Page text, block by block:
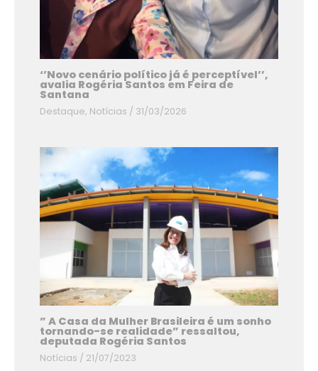
‘’Novo cenário político já é perceptível’’,
avalia Rogéria Santos em Feira de
Santana
Destaque, Notícias / 31/03/2026
” A Casa da Mulher Brasileira é um sonho
tornando-se realidade” ressaltou,
deputada Rogéria Santos
Notícias / 21/07/2023